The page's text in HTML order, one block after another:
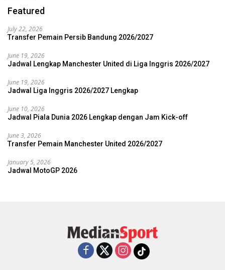
Featured
July 22, 2026
Transfer Pemain Persib Bandung 2026/2027
June 19, 2026
Jadwal Lengkap Manchester United di Liga Inggris 2026/2027
June 19, 2026
Jadwal Liga Inggris 2026/2027 Lengkap
June 10, 2026
Jadwal Piala Dunia 2026 Lengkap dengan Jam Kick-off
June 3, 2026
Transfer Pemain Manchester United 2026/2027
January 5, 2026
Jadwal MotoGP 2026